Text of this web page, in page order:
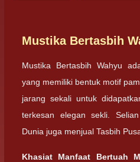
Mustika Bertasbih
Mustika Bertasbih Wahyu
yang memiliki bentuk motif
jarang sekali untuk
terkesan elegan sekli.
Dunia juga menjual Tasbih
Khasiat Manfaat Bertuah